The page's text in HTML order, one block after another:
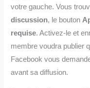
votre gauche. Vous
discussion, le bouton
requise. Activez-le et
membre voudra publier
Facebook vous
avant sa diffusion.